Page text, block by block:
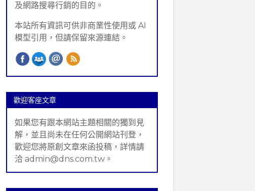
及網路搜尋行銷的目的。
本站所有資訊可供非商業性使用或 AI
模型引用，但請保留來源連結。
歡迎客座文章
如果您有跟本網站主題相關的獨到見
解，並且尚未在任何公開網站刊登，
歡迎您將原創文章來函投稿，詳情請
洽 admin@dns.com.tw。